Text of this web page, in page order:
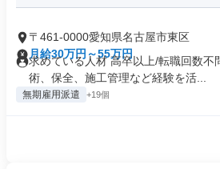
〒461-0000愛知県名古屋市東区
月給30万円～55万円
求めている人材 高卒以上/転職回数
術、保全、施工管理など経験を活...
無期雇用派遣 +19個